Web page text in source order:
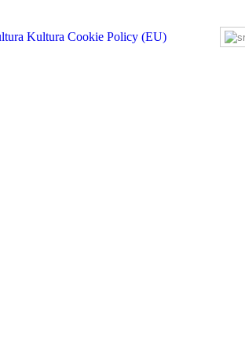
Kultura Cookie Policy (EU)